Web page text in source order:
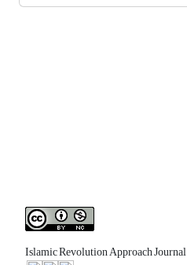
Islamic Revolution Approach Journal